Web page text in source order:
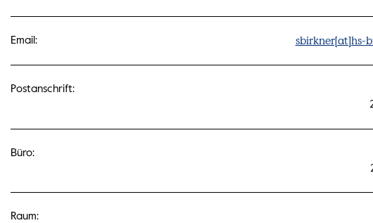
Email: sbirkner[at]hs-
Postanschrift:
Büro:
Raum: